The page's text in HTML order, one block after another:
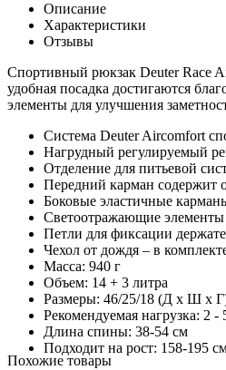
Описание
Характеристики
Отзывы
Спортивный рюкзак Deuter Race
удобная посадка достигаются
элементы для улучшения
Система Deuter Aircomfort
Нагрудный регулируемый
Отделение для питьевой
Передний карман содержит
Боковые эластичные
Светоотражающие элементы
Петли для фиксации
Чехол от дождя – в
Масса: 940 г
Объем: 14 + 3 литра
Размеры: 46/25/18 (Д х Ш х
Рекомендуемая нагрузка: 2 -
Длина спины: 38-54 см
Подходит на рост: 158-195
Похожие товары